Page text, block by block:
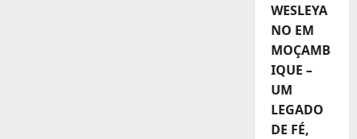
WESLEYA
NO EM
MOÇAMB
IQUE –
UM
LEGADO
DE FÉ,